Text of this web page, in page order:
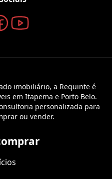
imobiliário, a Requinte é
em Itapema e Porto Belo.
personalizada para
ou vender.